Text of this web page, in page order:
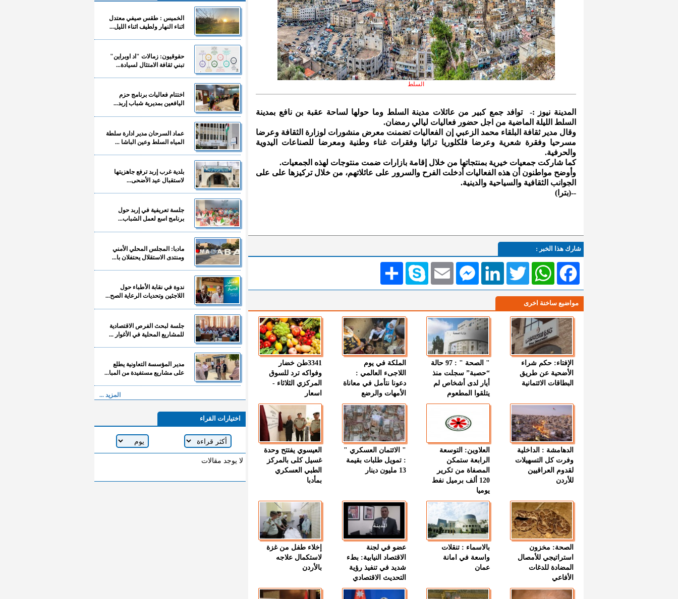
السلط
المدينة نيوز :- توافد جمع كبير من عائلات مدينة السلط وما حولها لساحة عقبة بن نافع بمدينة
السلط الليلة الماضية من اجل حضور فعاليات ليالي رمضان.
وقال مدير ثقافة البلقاء محمد الزعبي إن الفعاليات تضمنت معرض منشورات لوزارة الثقافة وعرضا
مسرحيا وفقرة شعرية وعرضا فلكلوريا تراثيا وفقرات غناء وطنية ومعرضا للصناعات اليدوية
والحرفية.
كما شاركت جمعيات خيرية بمنتجاتها من خلال إقامة بازارات ضمت منتوجات لهذه الجمعيات.
وأوضح مواطنون أن هذه الفعاليات أدخلت الفرح والسرور على عائلاتهم، من خلال تركيزها على على
الجوانب الثقافية والسياحية والدينية.
--(بترا)
شارك هذا الخبر :
انشر Skype EmailMessengerLinkedIn TwitterWhatsAppFacebook
مواضيع ساخنة اخرى
الإفتاء: حكم شراء
الأضحية عن طريق
البطاقات الائتمانية
" الصحة " : 97 حالة
“حصبة” سجلت منذ
أيار لدى أشخاص لم
يتلقوا المطعوم
الملكة في يوم
اللاجىء العالمي :
دعونا نتأمل في معاناة
الأمهات والرضع
3341طن خضار
وفواكه ترد للسوق
المركزي الثلاثاء -
اسعار
الدهامشة : الداخلية
وفرت كل التسهيلات
لقدوم العراقيين
للأردن
العلاوين: التوسعة
الرابعة ستمكن
المصفاة من تكرير
120 ألف برميل نفط
يوميا
" الائتمان العسكري "
: تمويل طلبات بقيمة
13 مليون دينار
العيسوي يفتتح وحدة
غسيل كلى بالمركز
الطبي العسكري
بمأدبا
الصحة: مخزون
استراتيجي للأمصال
المضادة للدغات
الأفاعي
بالاسماء : تنقلات
واسعة في امانة
عمان
عضو في لجنة
الاقتصاد النيابية: بطء
شديد في تنفيذ رؤية
التحديث الاقتصادي
إخلاء طفل من غزة
لاستكمال علاجه
بالأردن
الخميس : طقس صيفي معتدل
اثناء النهار ولطيف اثناء الليل...
حقوقيون: زمالات "اد اوبراين"
تبني ثقافة الامتثال لسيادة...
اختتام فعاليات برنامج حزم
اليافعين بمديرية شباب إربد...
عماد السرحان مدير ادارة سلطة
المياه السلط وعين الباشا ...
بلدية غرب إربد ترفع جاهزيتها
لاستقبال عيد الأضحى...
جلسة تعريفية في إربد حول
برنامج اسع لعمل الشباب...
مادبا: المجلس المحلي الأمني
ومنتدى الاستقلال يحتفلان با...
ندوة في نقابة الأطباء حول
اللاجئين وتحديات الرعاية الصح...
جلسة لبحث الفرص الاقتصادية
للمشاريع المحلية في الأغوار ...
مدير المؤسسة التعاونية يطلع
على مشاريع مستفيدة من المبا...
المزيد ...
اختيارات القراء
لا يوجد مقالات